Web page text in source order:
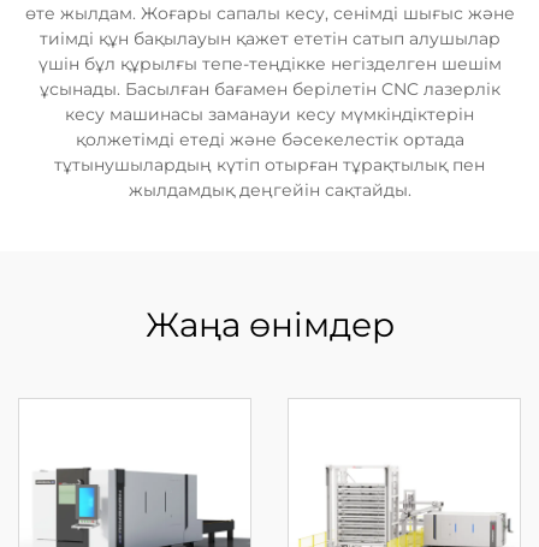
өте жылдам. Жоғары сапалы кесу, сенімді шығыс және
тиімді құн бақылауын қажет ететін сатып алушылар
үшін бұл құрылғы тепе-теңдікке негізделген шешім
ұсынады. Басылған бағамен берілетін CNC лазерлік
кесу машинасы заманауи кесу мүмкіндіктерін
қолжетімді етеді және бәсекелестік ортада
тұтынушылардың күтіп отырған тұрақтылық пен
жылдамдық деңгейін сақтайды.
Жаңа өнімдер